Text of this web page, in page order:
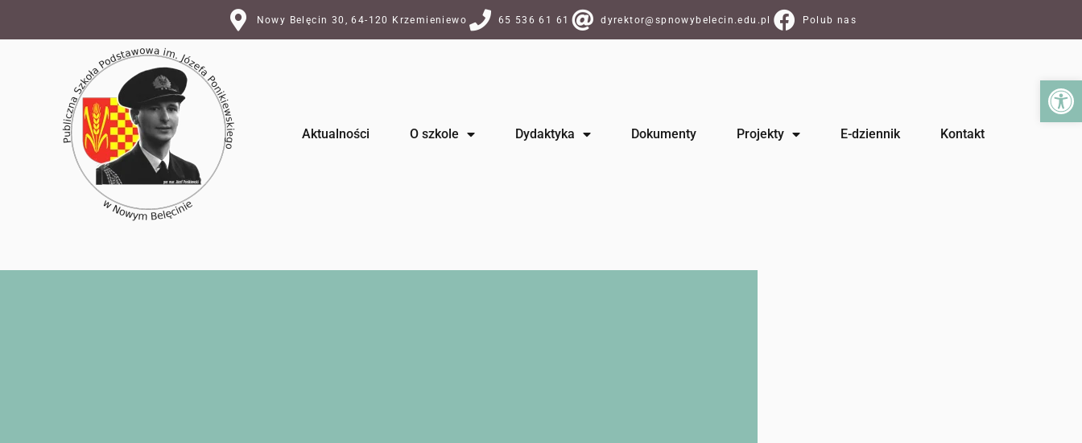
Nowy Belęcin 30, 64-120 Krzemieniewo 65 536 61 61 dyrektor@spnowybelecin.edu.pl Polub nas
Aktualności O szkole Dydaktyka Dokumenty Projekty E-dziennik Kontakt